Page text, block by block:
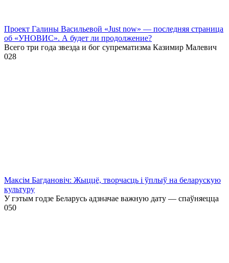
Проект Галины Васильевой «Just now» — последняя страница
об «УНОВИС». А будет ли продолжение?
Всего три года звезда и бог супрематизма Казимир Малевич
028
Максім Багдановіч: Жыццё, творчасць і ўплыў на беларускую
культуру
У гэтым годзе Беларусь адзначае важную дату — спаўняецца
050